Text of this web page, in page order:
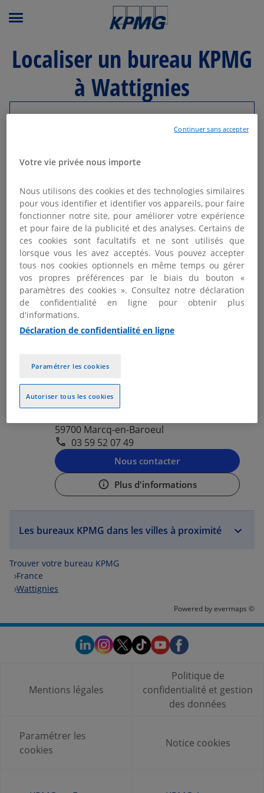
Menu principal
Localiser un bureau KPMG
à Wattignies
Liste
1
11.61
km
KPMG AVOCATS MARCQ-EN-
BAROEUL - LILLE
36 rue Eugène Jacquet
59700 Marcq-en-Baroeul
03 59 52 07 49
Fermé actuellement
Nous contacter
2
11.61
km
KPMG MARCQ-EN-BAROEUL -
LILLE
59700 Marcq-en-Baroeul
03 59 52 07 49
Fermé actuellement
Nous contacter
Plus d'informations
Les bureaux KPMG dans les villes à proximité
Trouver votre bureau KPMG
France
Wattignies
Powered byevermaps ©
Mentions légales
Politique de
confidentialité et gestion
des données
Paramétrer les
cookies
Notice cookies
Votre vie privée nous importe
Nous utilisons des cookies et des technologies similaires
pour vous identifier et identifier vos appareils, pour faire
fonctionner notre site, pour améliorer votre expérience
et pour faire de la publicité et des analyses. Certains de
ces cookies sont facultatifs et ne sont utilisés que
lorsque vous les avez acceptés. Vous pouvez accepter
tous nos cookies optionnels en même temps ou gérer
vos propres préférences par le biais du bouton «
paramètres des cookies ». Consultez notre déclaration
de confidentialité en ligne pour obtenir plus
d'informations.
Déclaration de confidentialité en ligne
Autoriser tous les cookies
Paramétrer les cookies
Continuer sans accepter